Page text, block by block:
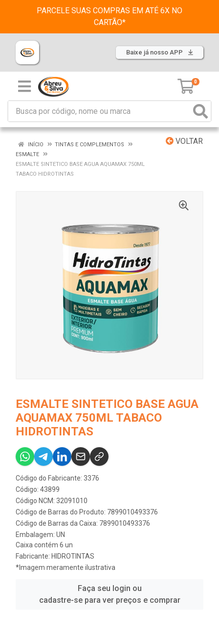
PARCELE SUAS COMPRAS EM ATÉ 6X NO
CARTÃO*
Baixe já nosso APP
0
VOLTAR
INÍCIO
TINTAS E COMPLEMENTOS
ESMALTE
ESMALTE SINTETICO BASE AGUA AQUAMAX 750ML
TABACO HIDROTINTAS
ESMALTE SINTETICO BASE AGUA
AQUAMAX 750ML TABACO
HIDROTINTAS
Código do Fabricante: 3376
Código: 43899
Código NCM: 32091010
Código de Barras do Produto: 7899010493376
Código de Barras da Caixa: 7899010493376
Embalagem: UN
Caixa contém 6 un
Fabricante: HIDROTINTAS
*Imagem meramente ilustrativa
Faça seu login ou
cadastre-se para ver preços e comprar